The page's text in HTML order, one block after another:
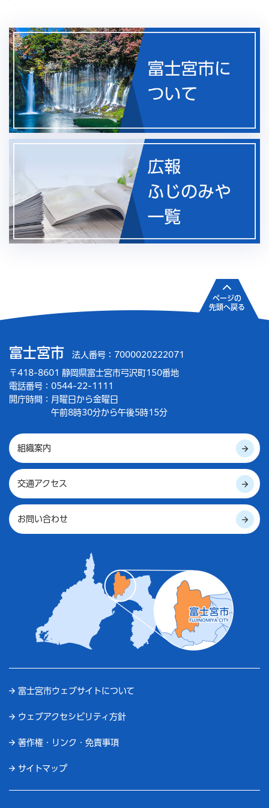
富士宮市 法人番号：7000020222071
〒418-8601 静岡県富士宮市弓沢町150番地
電話番号：0544-22-1111
開庁時間： 月曜日から金曜日
午前8時30分から午後5時15分
組織案内
交通アクセス
お問い合わせ
富士宮市ウェブサイトについて
ウェブアクセシビリティ方針
著作権・リンク・免責事項
サイトマップ
ページの
先頭へ戻る